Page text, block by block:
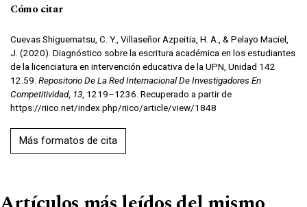
Cómo citar
Cuevas Shiguematsu, C. Y., Villaseñor Azpeitia, H. A., & Pelayo Maciel,
J. (2020). Diagnóstico sobre la escritura académica en los estudiantes
de la licenciatura en intervención educativa de la UPN, Unidad 142
12.59. Repositorio De La Red Internacional De Investigadores En
Competitividad, 13 , 1219–1236. Recuperado a partir de
https://riico.net/index.php/riico/article/view/1848
Más formatos de cita